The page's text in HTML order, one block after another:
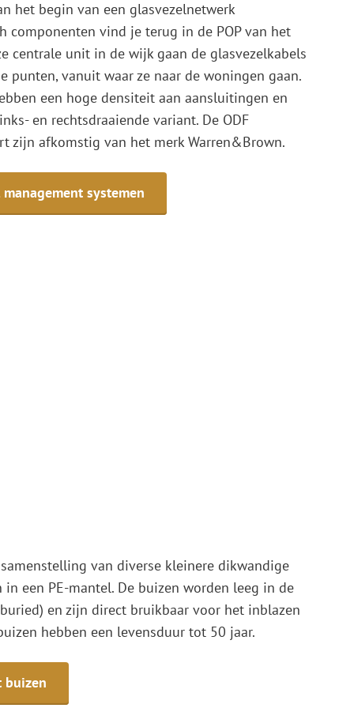
het begin van een glasvezelnetwerk
componenten vind je terug in de POP van het
centrale unit in de wijk gaan de glasvezelkabels
punten, vanuit waar ze naar de woningen gaan.
een hoge densiteit aan aansluitingen en
en rechtsdraaiende variant. De ODF
zijn afkomstig van het merk Warren&Brown.
systemen
van diverse kleinere dikwandige
een PE-mantel. De buizen worden leeg in de
en zijn direct bruikbaar voor het inblazen
hebben een levensduur tot 50 jaar.
buizen